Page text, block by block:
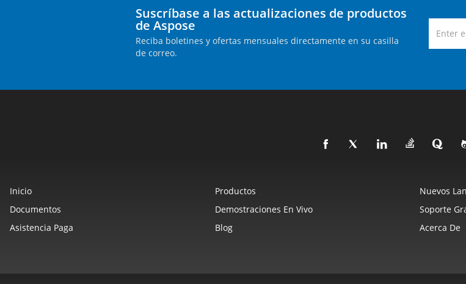
Suscríbase a las actualizaciones de productos
de Aspose
Reciba boletines y ofertas mensuales directamente en su casilla
de correo.
Inicio Productos Nuevos
Documentos
Demostraciones En Vivo Soporte
Asistencia Paga
Blog Acerca De